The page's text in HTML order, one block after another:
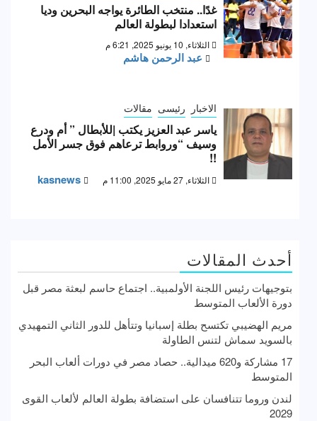
غدًا.. منتخب الطائرة يواجه البحرين وديا
استعدادا لبطولة العالم
الثلاثاء, 10 يونيو 2025, 6:21 م
عبد الرحمن هاشم
الاخبار رئيسى مقالات
ياسر عبد العزيز يكتب |للأبطال ” أم ودرع
وسيف “وروابط ترعاهم فوق جسر الأمل
!!
الثلاثاء, 27 مايو 2025, 11:00 م kasnews
أحدث المقالات
بتوجيهات رئيس اللجنة الأولمبية.. اجتماع حاسم لبعثة مصر قبل
دورة الألعاب المتوسط
مريم الهضيبي تكتسح بطلة إسبانيا وتتأهل للدور الثاني التمهيدي
بالسويد سماش لتنس الطاولة
17 مشاركة و620 ميدالية.. حصاد مصر في دورات ألعاب البحر
المتوسط
لندن وروما تتنافسان على استضافة بطولة العالم لألعاب القوى
2029